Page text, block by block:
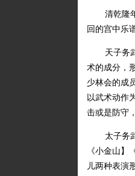
清乾隆
回的宫中乐
天子务
术的成分，
少林会的成
以武术动作
击或是防守
太子务
《小金山】
儿两种表演